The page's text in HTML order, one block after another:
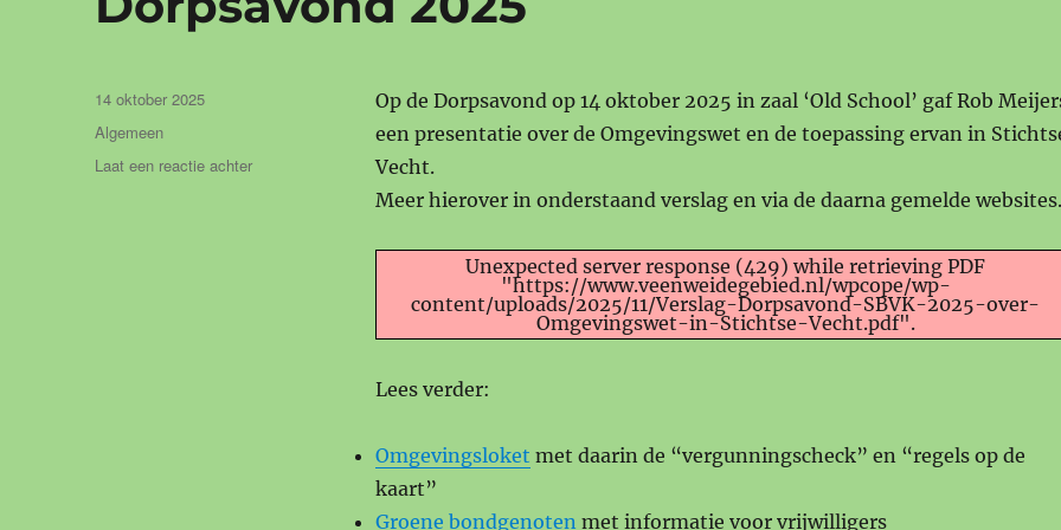
Op de Dorpsavond op 14 oktober 2025 in zaal ‘Old School’ gaf Rob
een presentatie over de Omgevingswet en de toepassing ervan in
Vecht.
Meer hierover in onderstaand verslag en via de daarna gemelde websites.
Unexpected server response (429) while retrieving PDF
"https://www.veenweidegebied.nl/wpcope/wp-
content/uploads/2025/11/Verslag-Dorpsavond-SBVK-2025-over-
Omgevingswet-in-Stichtse-Vecht.pdf".
Lees verder:
Omgevingsloket met daarin de “vergunningscheck” en “regels op de
kaart”
Groene bondgenotenmet informatie voor vrijwilligers
Geplaatst
op
14 oktober 2025
Categorieën
Algemeen
Laat een reactie achterop